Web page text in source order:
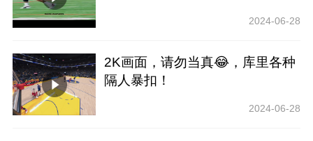
2024-06-28
2K画面，请勿当真😂，库里各种
隔人暴扣！
2024-06-28